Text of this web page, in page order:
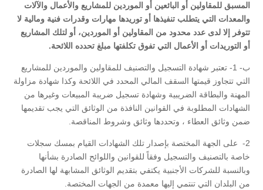
المسبق للمقاولين أو البائعين أو الموردين للمشاريع والأعمال والآلات
والمعدات التي يتطلب تنفيذها أو توريدها مهارات وقدرات فنية ومالية لا
تتوفر إلا لدى عدد محدود من المقاولين أو الموردين، أو لتلك المشاريع
أو التوريدات أو الأعمال التي تفوق تكلفتها مبلغ تحدده اللائحة.
‌ب- 1- تعتبر شهادة التسجيل والتصنيف للمقاولين والموردين للمشاريع
التي تتجاوز قيمتها السقف المالي المحدد في اللائحة وكذا شهادة مزاولة
المهنة والبطاقة الضريبية وشهادة تسجيل ضريبة المبيعات وغيرها من
الشهادات المطلوبة في القوانين النافذة من الوثائق التي يجب تقديمها
ضمن وثائق العطاء ، وتحددها وثائق وشروط المناقصة.
2- على الجهة المختصة بإصدار تلك الشهادات القيام بمسك سجلات
خاصة بالتصنيف والتسجيل وفقاً للقوانين واللوائح الصادرة بشأنها
وبالنسبة للشركات الأجنبية يكتفي بتقديم الوثائق المشابهة لها الصادرة
من البلدان التي تنتمي إليها معمدة من الجهات المختصة.